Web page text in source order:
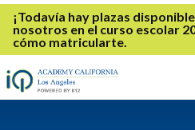
¡Todavía hay plazas
nosotros en el curso escolar
cómo matricularte.